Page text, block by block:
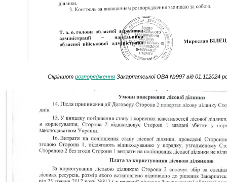
Скріншот розпорядження Закарпатської ОВА №997 від 01.112024